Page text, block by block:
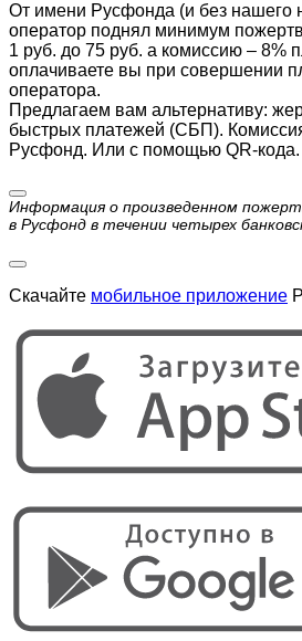
От имени Русфонда (и без нашего
оператор поднял минимум
1 руб. до 75 руб. а комиссию – 8%
оплачиваете вы при совершении
оператора.
Предлагаем вам альтернативу:
быстрых платежей (СБП).
Русфонд. Или с помощью QR-
Информация о произведенном
в Русфонд в течении четырех
Скачайте мобильное приложение